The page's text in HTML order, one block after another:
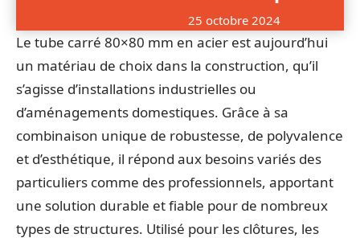
25 octobre 2024
Le tube carré 80×80 mm en acier est aujourd’hui
un matériau de choix dans la construction, qu’il
s’agisse d’installations industrielles ou
d’aménagements domestiques. Grâce à sa
combinaison unique de robustesse, de polyvalence
et d’esthétique, il répond aux besoins variés des
particuliers comme des professionnels, apportant
une solution durable et fiable pour de nombreux
types de structures. Utilisé pour les clôtures, les